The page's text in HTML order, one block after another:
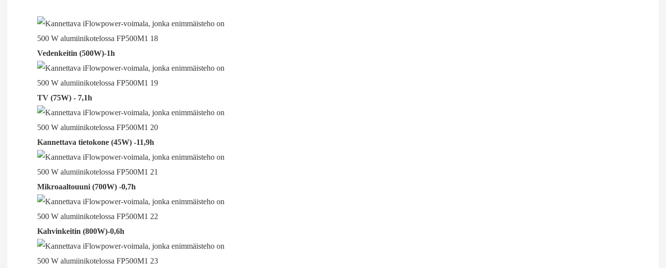
Vedenkeitin (500W)-1h
TV (75W) - 7,1h
Kannettava tietokone (45W) -11,9h
Mikroaaltouuni (700W) -0,7h
Kahvinkeitin (800W)-0,6h